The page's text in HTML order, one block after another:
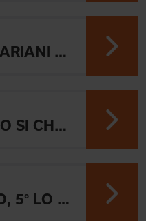
LA MEDAGLIA DI MARIANI E QUEL RICORDO CHE NON SVANISCE.
TRAIL-O: L'EUROPEO SI CHIUDE CON L'ARGENTO JUNIOR, IL 4° PARALIMPICO E 5° OPEN
TRAIL-O: NEL PRE-O, 5° LO JUNIOR LAMBERTINI E AARON GAIO 8°. NEI PARALIMPICI 20° GALVAN